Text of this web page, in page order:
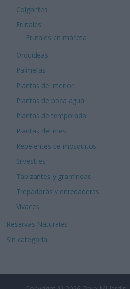
Colgantes
Frutales
Frutales en maceta
Orquídeas
Palmeras
Plantas de interior
Plantas de poca agua
Plantas de temporada
Plantas del mes
Repelentes de mosquitos
Silvestres
Tapizantes y gramíneas
Trepadoras y enredaderas
Vivaces
Reservas Naturales
Sin categoría